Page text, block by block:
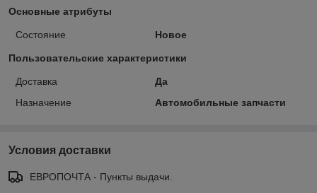
Основные атрибуты
Состояние Новое
Пользовательские характеристики
Доставка
Да
Назначение
Автомобильные запчасти
Условия доставки
ЕВРОПОЧТА - Пункты выдачи.